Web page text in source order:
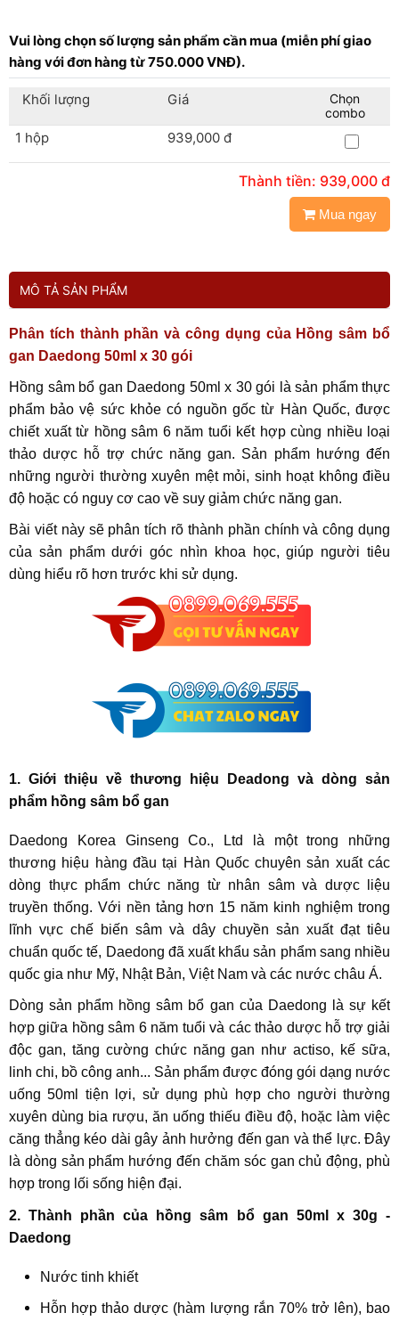
Vui lòng chọn số lượng sản phẩm cần mua (miễn phí giao
hàng với đơn hàng từ 750.000 VNĐ).
Khối lượng Giá
Chọn
combo
1 hộp 939,000 đ
Thành tiền: 939,000 đ
Mua ngay
MÔ TẢ SẢN PHẨM
Phân tích thành phần và công dụng của Hồng sâm bổ
gan Daedong 50ml x 30 gói
Hồng sâm bổ gan Daedong 50ml x 30 gói là sản phẩm thực
phẩm bảo vệ sức khỏe có nguồn gốc từ Hàn Quốc, được
chiết xuất từ hồng sâm 6 năm tuổi kết hợp cùng nhiều loại
thảo dược hỗ trợ chức năng gan. Sản phẩm hướng đến
những người thường xuyên mệt mỏi, sinh hoạt không điều
độ hoặc có nguy cơ cao về suy giảm chức năng gan.
Bài viết này sẽ phân tích rõ thành phần chính và công dụng
của sản phẩm dưới góc nhìn khoa học, giúp người tiêu
dùng hiểu rõ hơn trước khi sử dụng.
1. Giới thiệu về thương hiệu Deadong và dòng sản
phẩm hồng sâm bổ gan
Daedong Korea Ginseng Co., Ltd là một trong những
thương hiệu hàng đầu tại Hàn Quốc chuyên sản xuất các
dòng thực phẩm chức năng từ nhân sâm và dược liệu
truyền thống. Với nền tảng hơn 15 năm kinh nghiệm trong
lĩnh vực chế biến sâm và dây chuyền sản xuất đạt tiêu
chuẩn quốc tế, Daedong đã xuất khẩu sản phẩm sang nhiều
quốc gia như Mỹ, Nhật Bản, Việt Nam và các nước châu Á.
Dòng sản phẩm hồng sâm bổ gan của Daedong là sự kết
hợp giữa hồng sâm 6 năm tuổi và các thảo dược hỗ trợ giải
độc gan, tăng cường chức năng gan như actiso, kế sữa,
linh chi, bồ công anh... Sản phẩm được đóng gói dạng nước
uống 50ml tiện lợi, sử dụng phù hợp cho người thường
xuyên dùng bia rượu, ăn uống thiếu điều độ, hoặc làm việc
căng thẳng kéo dài gây ảnh hưởng đến gan và thể lực. Đây
là dòng sản phẩm hướng đến chăm sóc gan chủ động, phù
hợp trong lối sống hiện đại.
2. Thành phần của hồng sâm bổ gan 50ml x 30g -
Daedong
Nước tinh khiết
Hỗn hợp thảo dược (hàm lượng rắn 70% trở lên), bao